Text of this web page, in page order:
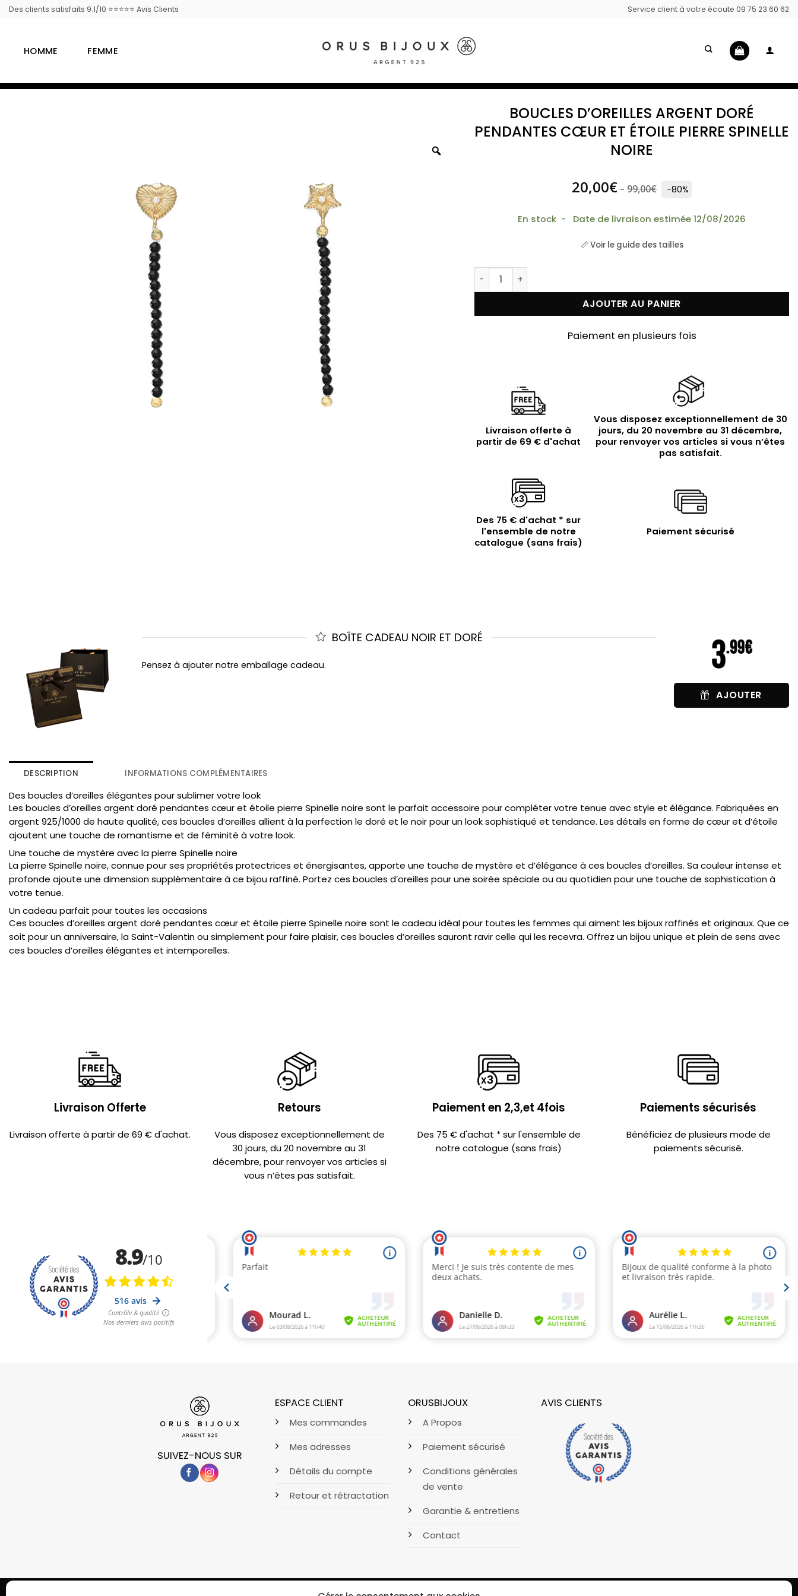
Passer
Des clients satisfaits 9.1/10 ⭐⭐⭐⭐⭐ Avis Clients Service client à votre écoute 09 75 23 60 62
HOMME FEMME
BOUCLES D’OREILLES ARGENT DORÉ
PENDANTES CŒUR ET ÉTOILE PIERRE SPINELLE
NOIRE
20,00€ -99,00€ -80%
En stock - Date de livraison estimée 12/08/2026
📏 Voir le guide des tailles
quantité de Boucles d'oreilles argent doré pendantes cœur et
AJOUTER AU PANIER
Paiement en plusieurs fois
Livraison offerte à
partir de 69 € d'achat
Vous disposez exceptionnellement de 30
jours, du 20 novembre au 31 décembre,
pour renvoyer vos articles si vous n’êtes
pas satisfait.
Des 75 € d'achat * sur
l'ensemble de notre
catalogue (sans frais)
Paiement sécurisé
BOÎTE CADEAU NOIR ET DORÉ
Pensez à ajouter notre emballage cadeau.
AJOUTER
DESCRIPTION INFORMATIONS COMPLÉMENTAIRES
Des boucles d’oreilles élégantes pour sublimer votre look
Les boucles d’oreilles argent doré pendantes cœur et étoile pierre Spinelle noire sont le parfait accessoire pour compléter votre tenue avec style et élégance. Fabriquées en
argent 925/1000 de haute qualité, ces boucles d’oreilles allient à la perfection le doré et le noir pour un look sophistiqué et tendance. Les détails en forme de cœur et d’étoile
ajoutent une touche de romantisme et de féminité à votre look.
Une touche de mystère avec la pierre Spinelle noire
La pierre Spinelle noire, connue pour ses propriétés protectrices et énergisantes, apporte une touche de mystère et d’élégance à ces boucles d’oreilles. Sa couleur intense et
profonde ajoute une dimension supplémentaire à ce bijou raffiné. Portez ces boucles d’oreilles pour une soirée spéciale ou au quotidien pour une touche de sophistication à
votre tenue.
Un cadeau parfait pour toutes les occasions
Ces boucles d’oreilles argent doré pendantes cœur et étoile pierre Spinelle noire sont le cadeau idéal pour toutes les femmes qui aiment les bijoux raffinés et originaux. Que ce
soit pour un anniversaire, la Saint-Valentin ou simplement pour faire plaisir, ces boucles d’oreilles sauront ravir celle qui les recevra. Offrez un bijou unique et plein de sens avec
ces boucles d’oreilles élégantes et intemporelles.
Livraison Offerte
Livraison offerte à partir de 69 € d'achat.
Retours
Vous disposez exceptionnellement de
30 jours, du 20 novembre au 31
décembre, pour renvoyer vos articles si
vous n’êtes pas satisfait.
Paiement en 2,3,et 4fois
Des 75 € d'achat * sur l'ensemble de
notre catalogue (sans frais)
Paiements sécurisés
Bénéficiez de plusieurs mode de
paiements sécurisé.
SUIVEZ-NOUS SUR
ESPACE CLIENT
Mes commandes
Mes adresses
Détails du compte
Retour et rétractation
ORUSBIJOUX
A Propos
Paiement sécurisé
Conditions générales
de vente
Garantie & entretiens
Contact
AVIS CLIENTS